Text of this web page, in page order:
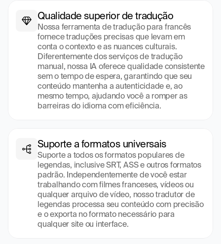
Qualidade superior de tradução
Nossa ferramenta de tradução para francês
fornece traduções precisas que levam em
conta o contexto e as nuances culturais.
Diferentemente dos serviços de tradução
manual, nossa IA oferece qualidade consistente
sem o tempo de espera, garantindo que seu
conteúdo mantenha a autenticidade e, ao
mesmo tempo, ajudando você a romper as
barreiras do idioma com eficiência.
Suporte a formatos universais
Suporte a todos os formatos populares de
legendas, inclusive SRT, ASS e outros formatos
padrão. Independentemente de você estar
trabalhando com filmes franceses, vídeos ou
qualquer arquivo de vídeo, nosso tradutor de
legendas processa seu conteúdo com precisão
e o exporta no formato necessário para
qualquer site ou interface.